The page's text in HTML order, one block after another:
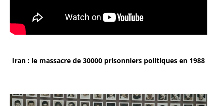
Iran : le massacre de 30000 prisonniers politiques en 1988